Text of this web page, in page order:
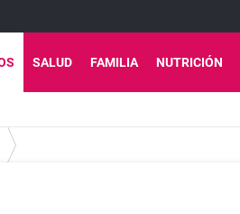
SALUD FAMILIA NUTRICIÓN